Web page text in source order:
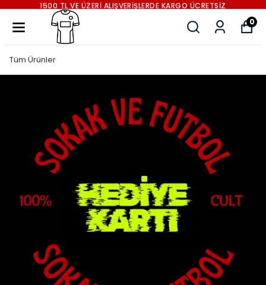
1500 TL VE ÜZERİ ALIŞVERİŞLERDE KARGO ÜCRETSİZ
0
Tüm Ürünler